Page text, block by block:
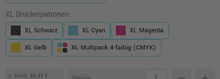
XL Druckerpatronen:
XL Schwarz XL Cyan
XL Magenta
XL Gelb
XL Multipack 4-farbig (CMYK)
o. MwSt. 40,33 €